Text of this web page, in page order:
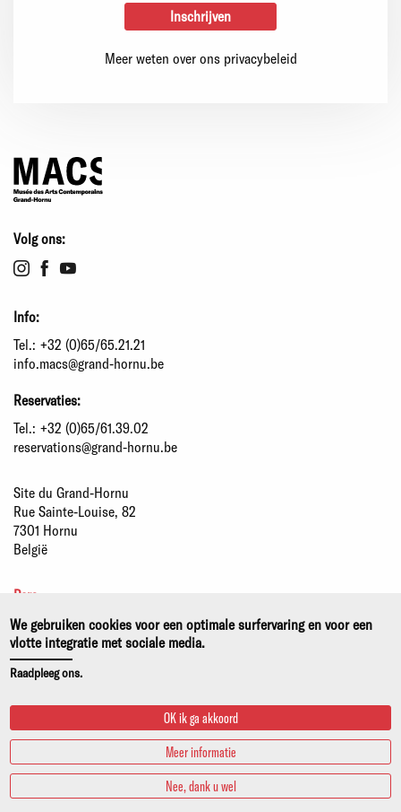
Meer weten over ons privacybeleid
Volg ons:
Info:
Tel.: +32 (0)65/65.21.21
info.macs@grand-hornu.be
Reservaties:
Tel.: +32 (0)65/61.39.02
reservations@grand-hornu.be
Site du Grand-Hornu
Rue Sainte-Louise, 82
7301 Hornu
België
Pers
Duurzame ontwikkeling
Wettelijke kennisgeving
We gebruiken cookies voor een optimale surfervaring en voor een
vlotte integratie met sociale media.
Raadpleeg ons.
OK ik ga akkoord
Meer informatie
Nee, dank u wel